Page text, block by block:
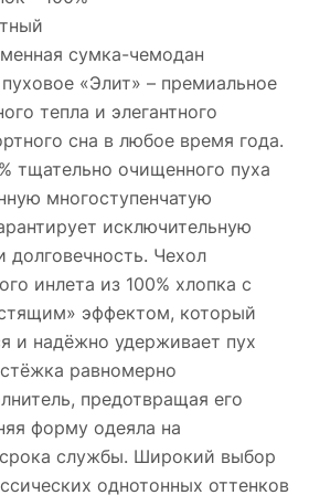
сумка-чемодан
«Элит» – премиальное
тепла и элегантного
сна в любое время года.
тщательно очищенного пуха
многоступенчатую
исключительную
долговечность. Чехол
инлета из 100% хлопка с
эффектом, который
и надёжно удерживает пух
равномерно
предотвращая его
форму одеяла на
службы. Широкий выбор
однотонных оттенков